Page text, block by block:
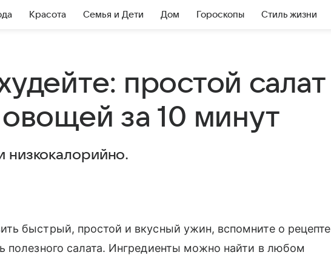
Красота Семья и Дети Дом Гороскопы Стиль жизни
простой салат
за 10 минут
низкокалорийно.
быстрый, простой и вкусный ужин, вспомните о рецепте
полезного салата. Ингредиенты можно найти в любом